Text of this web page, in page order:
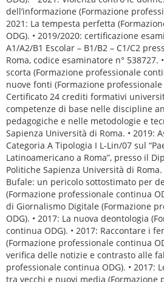
dell’informazione (Formazione
2021: La tempesta perfetta
ODG). • 2019/2020: certificazione
A1/A2/B1 Escolar – B1/B2 – C1/C2
Roma, codice esaminatore n° 538727.
scorta (Formazione professionale
nuove fonti (Formazione professionale
Certificato 24 crediti formativi
competenze di base nelle discipline
pedagogiche e nelle metodologie e
Sapienza Università di Roma. • 2019:
Categoria A Tipologia I L-Lin/07 sul
Latinoamericano a Roma”, presso il
Politiche Sapienza Università di
Bufale: un pericolo sottostimato per
(Formazione professionale continua
di Giornalismo Digitale (Formazione
ODG). • 2017: La nuova deontologia
continua ODG). • 2017: Raccontare i
(Formazione professionale continua
verifica delle notizie e contrasto alle
professionale continua ODG). • 2017:
tra vecchi e nuovi media (Formazione